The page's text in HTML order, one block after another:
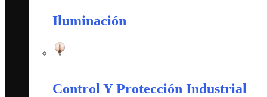
Iluminación
Control Y Protección Industrial